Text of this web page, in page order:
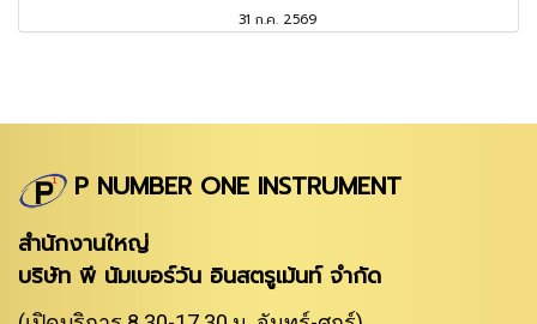
31 ก.ค. 2569
P NUMBER ONE INSTRUMENT
สำนักงานใหญ่
บริษัท พี นัมเบอร์วัน อินสตรูเม้นท์ จำกัด